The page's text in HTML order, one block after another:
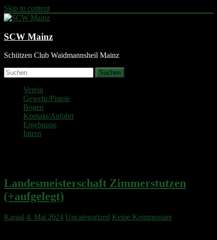
Skip to content
SCW Mainz
Schützen Club Waidmannsheil Mainz
Suchen
Verein
Gewehr/Pistole
Bogen
Kontakt/Anfahrt
Ergebnisse
Intern
Landesmeisterschaft Zimmerstutzen
(+aufgelegt)
Karaal 4. Mai 2024 Uncategorized Keine Kommentare